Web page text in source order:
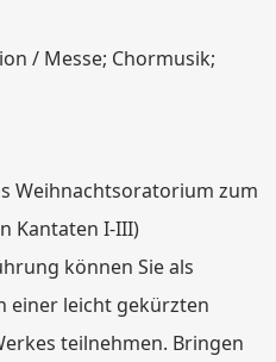
/ Messe; Chormusik;
Weihnachtsoratorium zum
Kantaten I-III)
können Sie als
einer leicht gekürzten
teilnehmen. Bringen